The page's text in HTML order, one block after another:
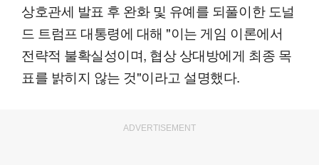
상호관세 발표 후 완화 및 유예를 되풀이한 도널
드 트럼프 대통령에 대해 "이는 게임 이론에서
전략적 불확실성이며, 협상 상대방에게 최종 목
표를 밝히지 않는 것"이라고 설명했다.
ADVERTISEMENT